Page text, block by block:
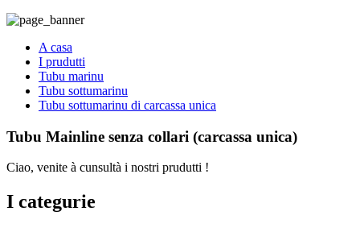
A casa
I prudutti
Tubu marinu
Tubu sottumarinu
Tubu sottumarinu di carcassa unica
Tubu Mainline senza collari (carcassa unica)
Ciao, venite à cunsultà i nostri prudutti !
I categurie